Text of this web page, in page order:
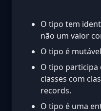
O tipo tem
não um valor
O tipo é
O tipo participa
classes com
records.
O tipo é uma